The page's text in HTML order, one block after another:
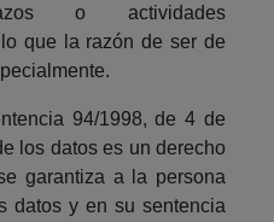
o actividades
que la razón de ser de
94/1998, de 4 de
los datos es un derecho
garantiza a la persona
datos y en su sentencia